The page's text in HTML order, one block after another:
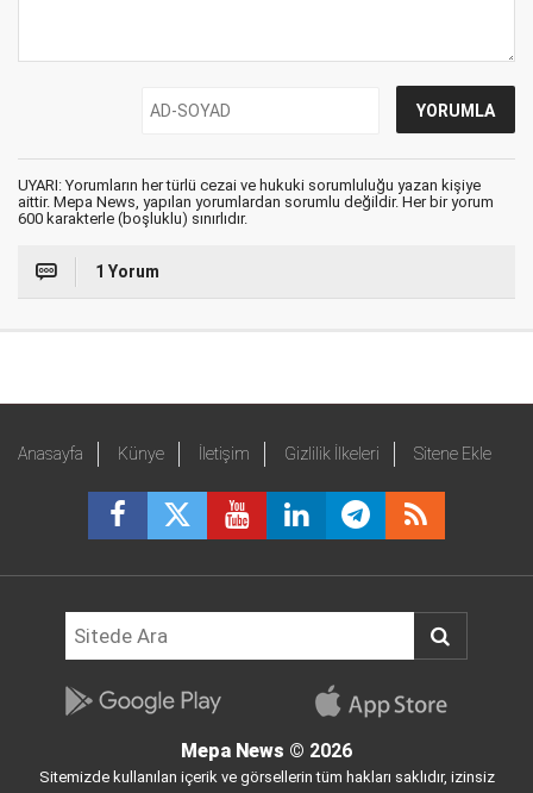
UYARI: Yorumların her türlü cezai ve hukuki sorumluluğu yazan kişiye
aittir. Mepa News, yapılan yorumlardan sorumlu değildir. Her bir yorum
600 karakterle (boşluklu) sınırlıdır.
1 Yorum
Anasayfa Künye İletişim Gizlilik İlkeleri Sitene Ekle
Mepa News © 2026
Sitemizde kullanılan içerik ve görsellerin tüm hakları saklıdır, izinsiz